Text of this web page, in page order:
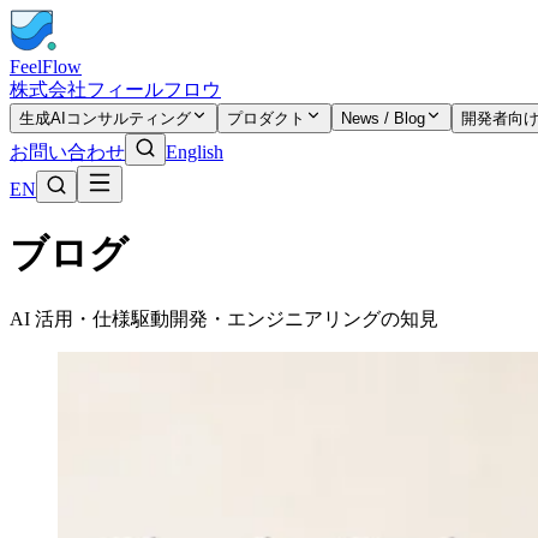
FeelFlow
株式会社フィールフロウ
生成AIコンサルティング プロダクト News / Blog 開発者向け
お問い合わせ
English
EN
ブログ
AI 活用・仕様駆動開発・エンジニアリングの知見